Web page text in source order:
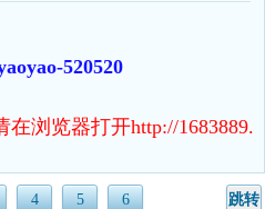
520520
在浏览器打开http://1683889.
4 5 6 跳转